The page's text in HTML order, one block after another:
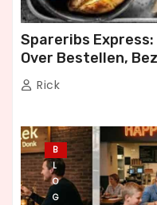
Spareribs
Over Bestellen,
Rick
B
L
O
G